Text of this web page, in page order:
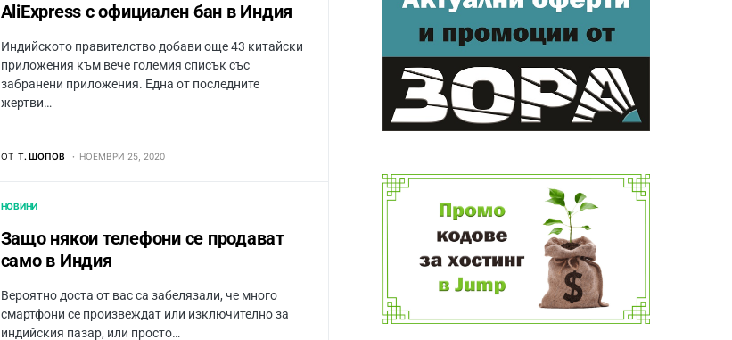
AliExpress с официален бан в Индия
Индийското правителство добави още 43 китайски
приложения към вече големия списък със
забранени приложения. Една от последните
жертви…
ОТ Т. ШОПОВ НОЕМВРИ 25, 2020
НОВИНИ
Защо някои телефони се продават
само в Индия
Вероятно доста от вас са забелязали, че много
смартфони се произвеждат или изключително за
индийския пазар, или просто…